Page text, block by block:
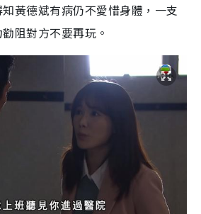
黃德斌有病仍不愛惜身體，一支
阻對方不要再玩。